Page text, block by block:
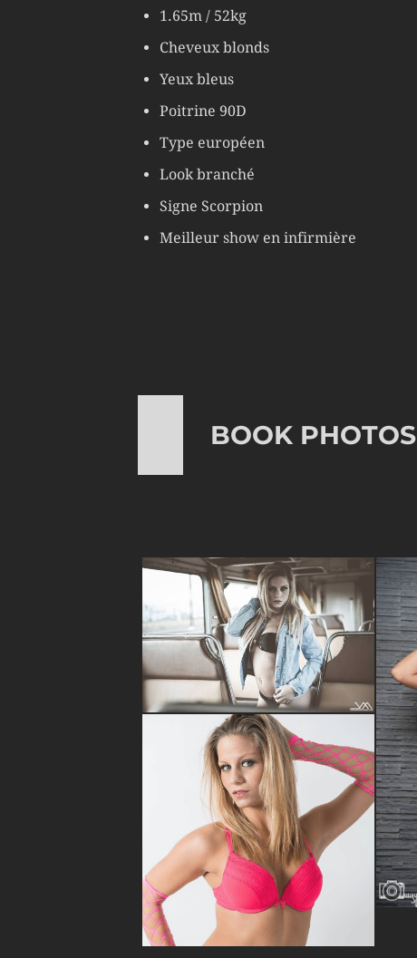
1.65m / 52kg
Cheveux blonds
Yeux bleus
Poitrine 90D
Type européen
Look branché
Signe Scorpion
Meilleur show en infirmière
BOOK PHOTOS